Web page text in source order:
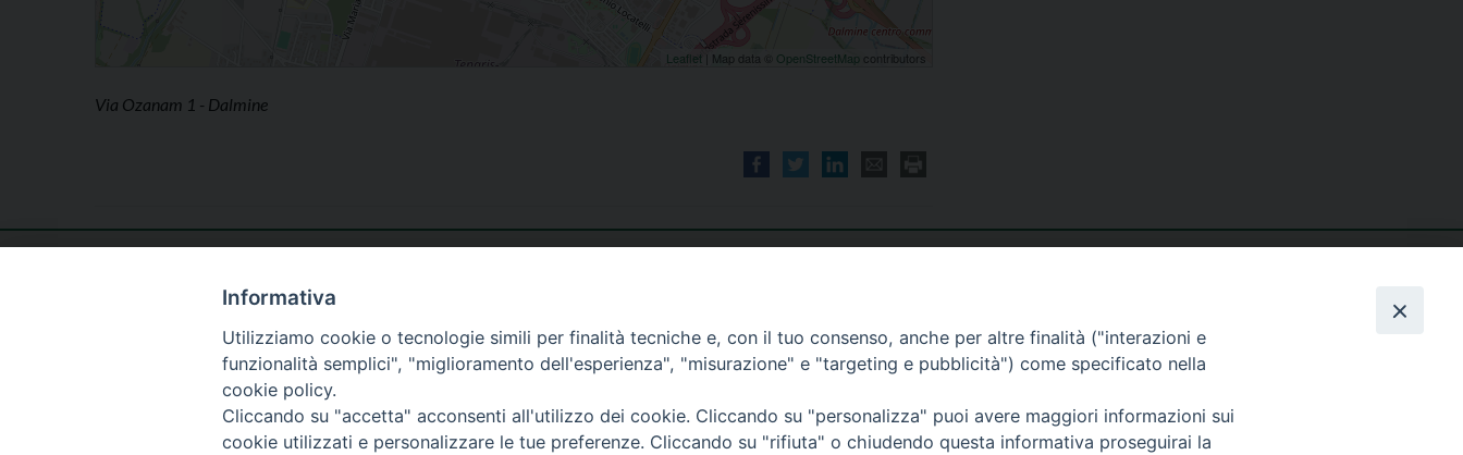
Leaflet | Map data © OpenStreetMap contributors
Via Ozanam 1 - Dalmine
CURIA DIOCESANA
fax: 035/278.250
Apertura al pubblico
lunedì - venerdì
h. 08.30 - 12.30
seguici su
Informativa
Utilizziamo cookie o tecnologie simili per finalità tecniche e, con il tuo consenso, anche per altre finalità ("interazioni e
funzionalità semplici", "miglioramento dell'esperienza", "misurazione" e "targeting e pubblicità") come specificato nella
cookie policy.
Cliccando su "accetta" acconsenti all'utilizzo dei cookie. Cliccando su "personalizza" puoi avere maggiori informazioni sui
cookie utilizzati e personalizzare le tue preferenze. Cliccando su "rifiuta" o chiudendo questa informativa proseguirai la